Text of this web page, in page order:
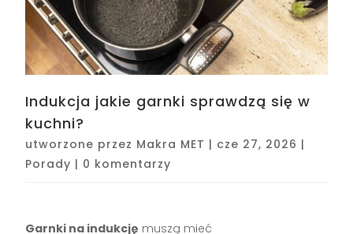
Indukcja jakie garnki sprawdzą się w
kuchni?
utworzone przez Makra MET | cze 27, 2026 |
Porady | 0 komentarzy
Garnki na indukcję muszą mieć